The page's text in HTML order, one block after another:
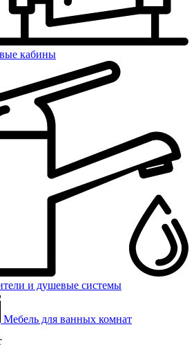
кабины
и душевые системы
Мебель для ванных комнат